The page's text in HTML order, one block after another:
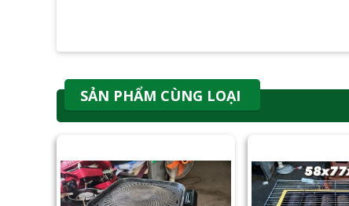
SẢN PHẨM CÙNG LOẠI